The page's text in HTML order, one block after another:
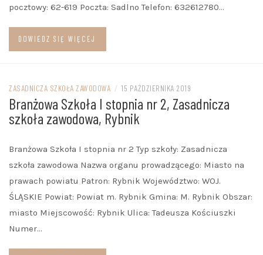
pocztowy: 62-619 Poczta: Sadlno Telefon: 632612780…
DOWIEDZ SIĘ WIĘCEJ
ZASADNICZA SZKOŁA ZAWODOWA / 15 PAŹDZIERNIKA 2019
Branżowa Szkoła I stopnia nr 2, Zasadnicza
szkoła zawodowa, Rybnik
Branżowa Szkoła I stopnia nr 2 Typ szkoły: Zasadnicza
szkoła zawodowa Nazwa organu prowadzącego: Miasto na
prawach powiatu Patron: Rybnik Województwo: WOJ.
ŚLĄSKIE Powiat: Powiat m. Rybnik Gmina: M. Rybnik Obszar:
miasto Miejscowość: Rybnik Ulica: Tadeusza Kościuszki
Numer…